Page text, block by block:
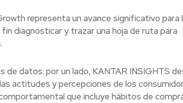
representa un avance significativo para
diagnosticar y trazar una hoja de ruta para
datos: por un lado, KANTAR INSIGHTS
actitudes y percepciones de los
que incluye hábitos de